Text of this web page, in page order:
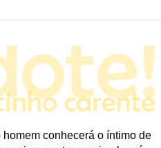
conhecerá o íntimo de